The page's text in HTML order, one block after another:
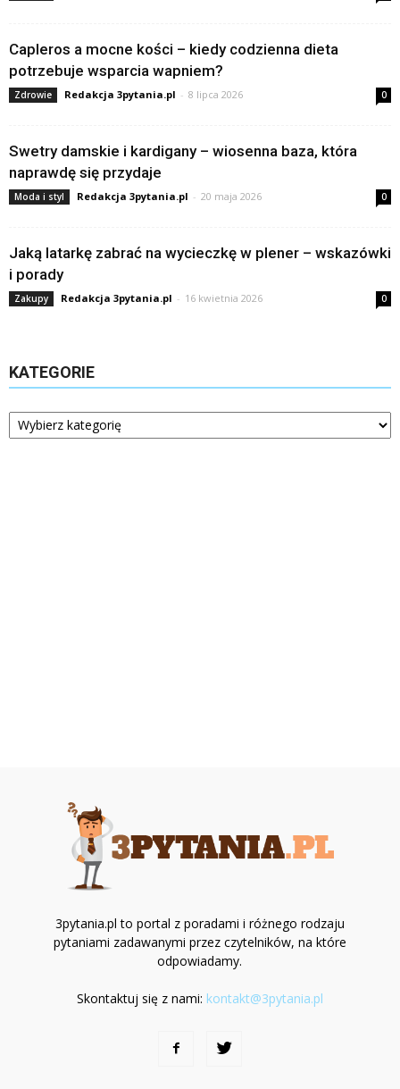
Capleros a mocne kości – kiedy codzienna dieta
potrzebuje wsparcia wapniem?
Zdrowie Redakcja 3pytania.pl - 8 lipca 2026 0
Swetry damskie i kardigany – wiosenna baza, która
naprawdę się przydaje
Moda i styl Redakcja 3pytania.pl - 20 maja 2026 0
Jaką latarkę zabrać na wycieczkę w plener – wskazówki
i porady
Zakupy Redakcja 3pytania.pl - 16 kwietnia 2026 0
KATEGORIE
Kategorie
3pytania.pl to portal z poradami i różnego rodzaju
pytaniami zadawanymi przez czytelników, na które
odpowiadamy.
Skontaktuj się z nami: kontakt@3pytania.pl